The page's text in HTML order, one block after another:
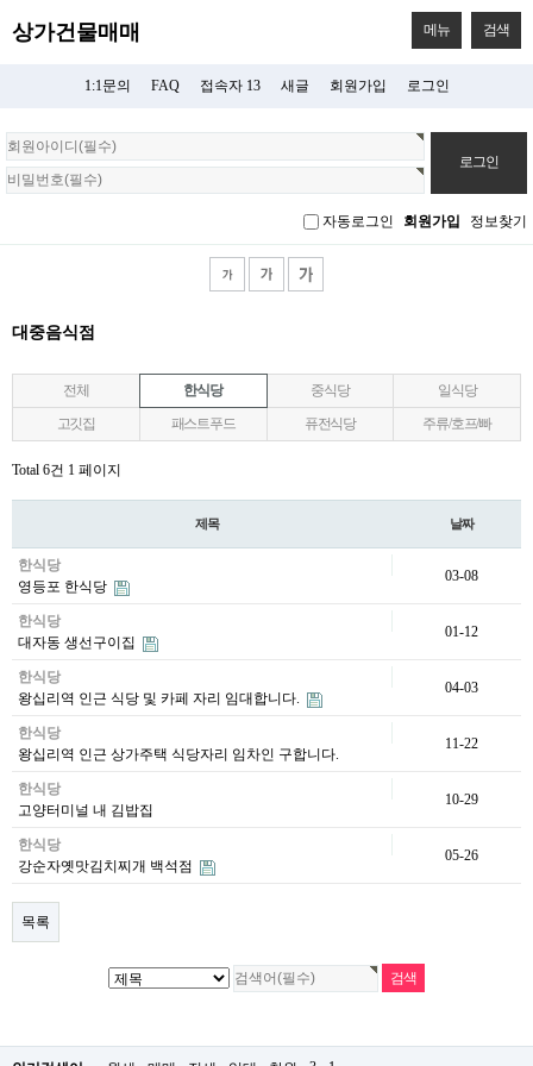
상가건물매매 메뉴 검색
1:1문의 FAQ 접속자 13 새글 회원가입 로그인
회
원
로
자동로그인 회원가입 정보찾기
대중음식점
전체 한식당 중식당
일식당
고깃집
패스트푸드 퓨전식당 주류/호프/빠
Total 6건 1 페이지
제목 날짜
한식당
영등포 한식당
03-08
한식당
대자동 생선구이집
01-12
한식당
왕십리역 인근 식당 및 카페 자리 임대합니다.
04-03
한식당
왕십리역 인근 상가주택 식당자리 임차인 구합니다.
11-22
한식당
고양터미널 내 김밥집
10-29
한식당
강순자옛맛김치찌개 백석점
05-26
목록